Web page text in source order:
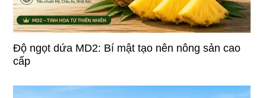
Độ ngọt dứa MD2: Bí mật tạo nên nông sản cao
cấp